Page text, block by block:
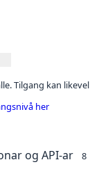
Tilgang kan
her
og API-ar 8